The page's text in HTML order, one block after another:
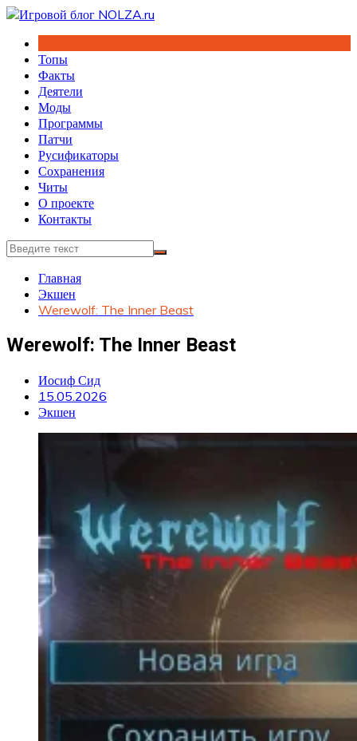
Перейти
содержимому
Топы
Факты
Деятели
Моды
Программы
Патчи
Русификаторы
Сохранения
Читы
О проекте
Контакты
Главная
Экшен
Werewolf: The Inner Beast
Werewolf: The Inner Beast
Иосиф Сид
15.05.2026
Экшен